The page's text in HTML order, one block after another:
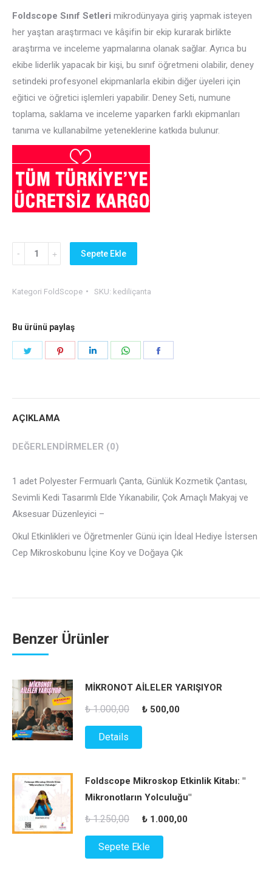
₺ 275,00.
Foldscope Sınıf Setleri mikrodünyaya giriş yapmak isteyen
her yaştan araştırmacı ve kâşifin bir ekip kurarak birlikte
araştırma ve inceleme yapmalarına olanak sağlar. Ayrıca bu
ekibe liderlik yapacak bir kişi, bu sınıf öğretmeni olabilir, deney
setindeki profesyonel ekipmanlarla ekibin diğer üyeleri için
eğitici ve öğretici işlemleri yapabilir. Deney Seti, numune
toplama, saklama ve inceleme yaparken farklı ekipmanları
tanıma ve kullanabilme yeteneklerine katkıda bulunur.
Öğretmenler
Günü
Polyester
Çantası,
Makyaj
Kedi
Tasarımlı
Sepete Ekle
Kategori FoldScope SKU: kediliçanta
Bu ürünü paylaş
AÇIKLAMA
DEĞERLENDIRMELER (0)
1 adet Polyester Fermuarlı Çanta, Günlük Kozmetik Çantası,
Sevimli Kedi Tasarımlı Elde Yıkanabilir, Çok Amaçlı Makyaj ve
Aksesuar Düzenleyici –
Okul Etkinlikleri ve Öğretmenler Günü için İdeal Hediye İstersen
Cep Mikroskobunu İçine Koy ve Doğaya Çık
Benzer Ürünler
MİKRONOT AİLELER YARIŞIYOR
₺1.000,00
Orijinal
fiyat:
₺ 1.000,00.
₺ 500,00
Details
Foldscope Mikroskop Etkinlik Kitabı: "
Mikronotların Yolculuğu"
₺1.250,00
Orijinal
fiyat:
₺ 1.250,00.
₺ 1.000,00
Sepete Ekle